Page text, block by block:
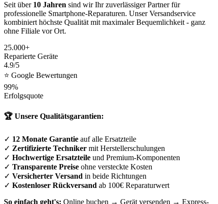
Seit über 10 Jahren sind wir Ihr zuverlässiger Partner für
professionelle Smartphone-Reparaturen. Unser Versandservice
kombiniert höchste Qualität mit maximaler Bequemlichkeit - ganz
ohne Filiale vor Ort.
25.000+
Reparierte Geräte
4.9/5
⭐ Google Bewertungen
99%
Erfolgsquote
🏆 Unsere Qualitätsgarantien:
✓ 12 Monate Garantie auf alle Ersatzteile
✓ Zertifizierte Techniker mit Herstellerschulungen
✓ Hochwertige Ersatzteile und Premium-Komponenten
✓ Transparente Preise ohne versteckte Kosten
✓ Versicherter Versand in beide Richtungen
✓ Kostenloser Rückversand ab 100€ Reparaturwert
So einfach geht's: Online buchen → Gerät versenden → Express-